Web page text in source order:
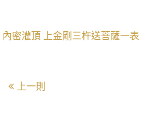
內密灌頂 上金剛三杵送菩薩一表
上一則